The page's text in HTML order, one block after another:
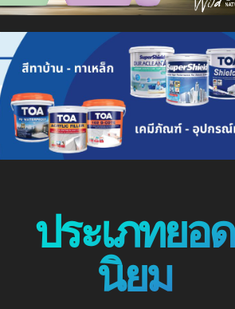
ประเภทยอด
นิยม